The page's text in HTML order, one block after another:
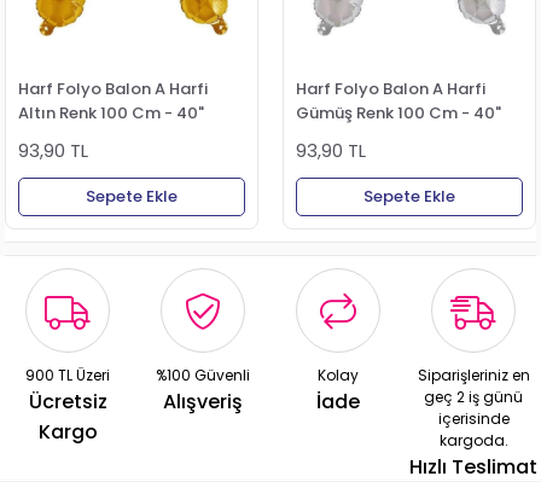
Harf Folyo Balon A Harfi
Altın Renk 100 Cm - 40"
93,90 TL
Sepete Ekle
Harf Folyo Balon A Harfi
Gümüş Renk 100 Cm - 40"
93,90 TL
Sepete Ekle
900 TL Üzeri
Ücretsiz
Kargo
%100 Güvenli
Alışveriş
Kolay
İade
Siparişleriniz en
geç 2 iş günü
içerisinde
kargoda.
Hızlı Teslimat